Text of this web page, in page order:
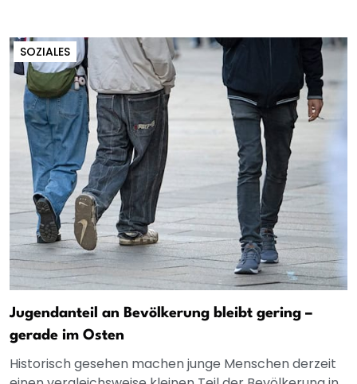
SOZIALES
Jugendanteil an Bevölkerung bleibt gering –
gerade im Osten
Historisch gesehen machen junge Menschen derzeit